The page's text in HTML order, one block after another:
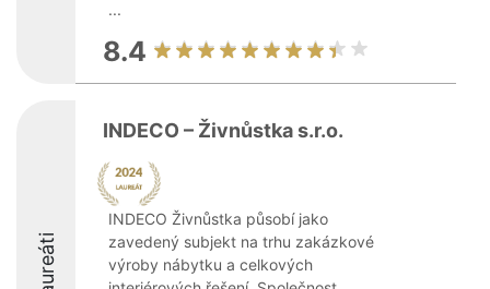
...
8.4
Laureáti
INDECO – Živnůstka s.r.o.
INDECO Živnůstka působí jako
zavedený subjekt na trhu zakázkové
výroby nábytku a celkových